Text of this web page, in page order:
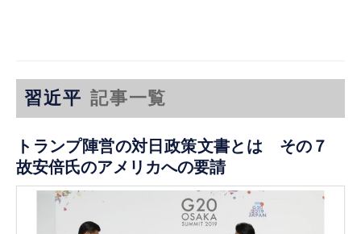
習近平 記事一覧
トランプ陣営の対日政策文書とは その７
故安倍氏のアメリカへの要請